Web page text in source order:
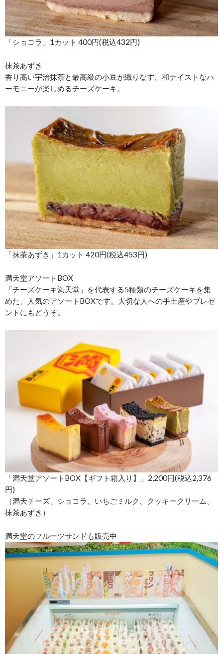
「ショコラ」1カット 400円(税込432円)
抹茶あずき
香り高い宇治抹茶と最高級の小豆が織りなす、和テイストなハ
ーモニーが楽しめるチーズケーキ。
「抹茶あずき」1カット 420円(税込453円)
満天堂アソートBOX
「チーズケーキ満天堂」を代表する5種類のチーズケーキを集
めた、人気のアソートBOXです。大切な人への手土産やプレゼ
ントにもどうぞ。
「満天堂アソートBOX【ギフト箱入り】」2,200円(税込2,376
円)
（満天チーズ、ショコラ、いちごミルク、クッキークリーム、
抹茶あずき）
満天堂のフルーツサンドも販売中